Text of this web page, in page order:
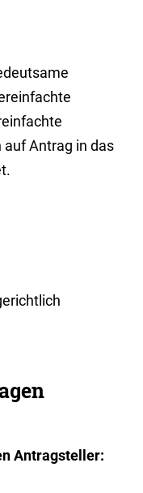
Antrag in das
Antragsteller: